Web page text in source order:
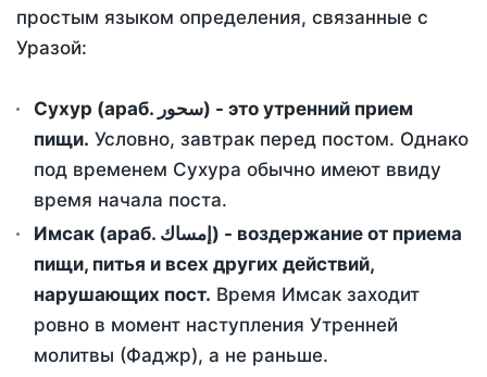
простым языком определения, связанные с
Уразой:
Сухур (араб. سحور) - это утренний прием
пищи. Условно, завтрак перед постом. Однако
под временем Сухура обычно имеют ввиду
время начала поста.
Имсак (араб. إمساك) - воздержание от приема
пищи, питья и всех других действий,
нарушающих пост. Время Имсак заходит
ровно в момент наступления Утренней
молитвы (Фаджр), а не раньше.